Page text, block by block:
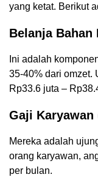
yang ketat. Berikut
Belanja Bahan
Ini adalah
35-40% dari omzet.
Rp33.6 juta –
Gaji Karyawan
Mereka adalah
orang karyawan,
per bulan.